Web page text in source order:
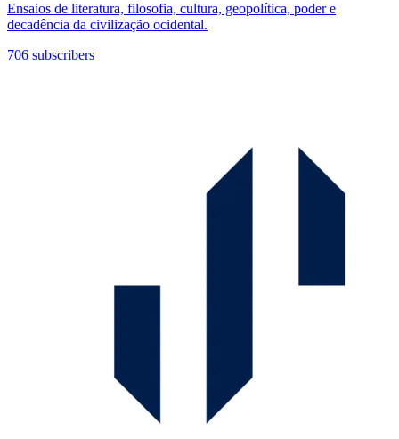
Ensaios de literatura, filosofia, cultura, geopolítica, poder e
decadência da civilização ocidental.
706 subscribers